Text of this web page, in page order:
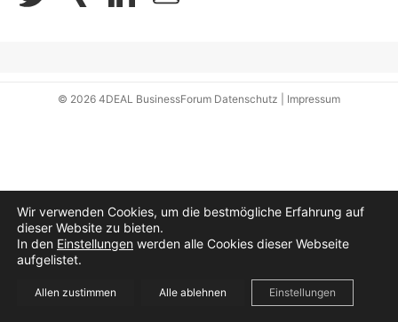
© 2026 4DEAL BusinessForum Datenschutz Impressum
Wir verwenden Cookies, um die bestmögliche Erfahrung auf
dieser Website zu bieten.
In den Einstellungen werden alle Cookies dieser Webseite
aufgelistet.
Allen zustimmen Alle ablehnen Einstellungen